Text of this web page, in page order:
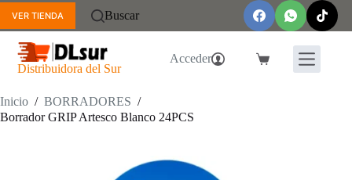
Saltar
contenido
VER TIENDA Buscar
Distribuidora del Sur
Acceder
Carro
Inicio / BORRADORES /
Borrador GRIP Artesco Blanco 24PCS